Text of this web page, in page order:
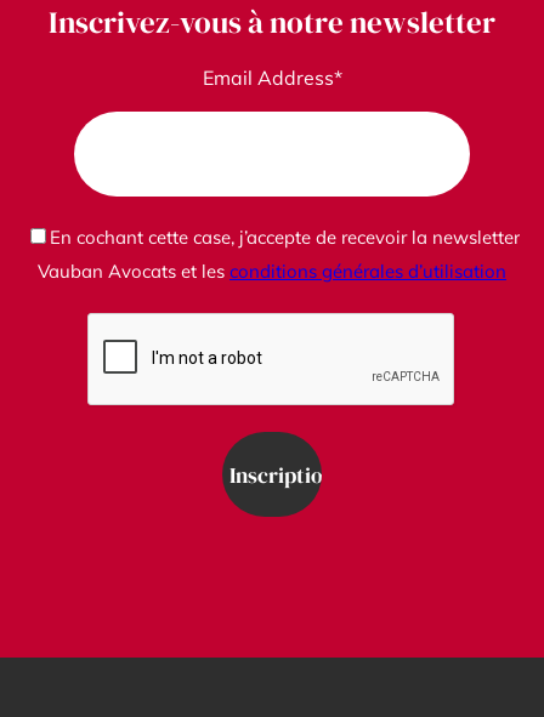
Inscrivez-vous à notre newsletter
Email Address*
En cochant cette case, j’accepte de recevoir la newsletter
Vauban Avocats et les conditions générales d’utilisation